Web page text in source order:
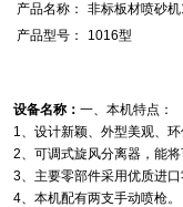
产品名称：
非标板材喷砂
产品型号：
1016型
设备名称： 一、本机特点：
1、设计新颖、外型美观、环
2、可调式旋风分离器，能
3、主要零部件采用优质进口
4、本机配有两支手动喷枪。